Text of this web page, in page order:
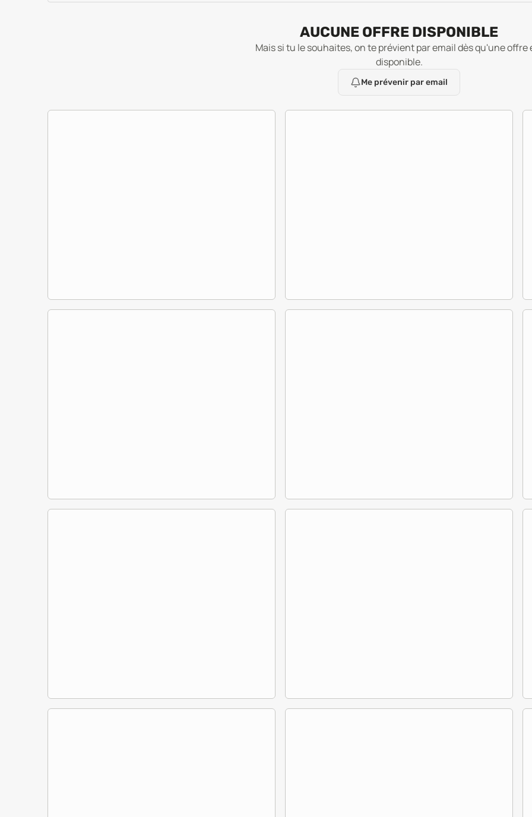
AUCUNE OFFRE DISPONIBLE
Mais si tu le souhaites, on te prévient par email dès qu'une offre
disponible.
Me prévenir par email